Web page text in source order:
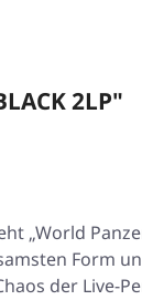
2LP"
„World
Form
der Live-